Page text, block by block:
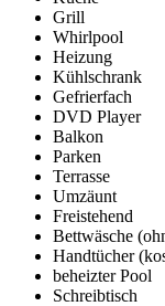
Grill
Whirlpool
Heizung
Kühlschrank
Gefrierfach
DVD Player
Balkon
Parken
Terrasse
Umzäunt
Freistehend
Bettwäsche
Handtücher
beheizter Pool
Schreibtisch